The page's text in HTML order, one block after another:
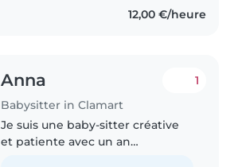
12,00 €/heure
Anna
Babysitter in Clamart
1
Je suis une baby-sitter créative
et patiente avec un an